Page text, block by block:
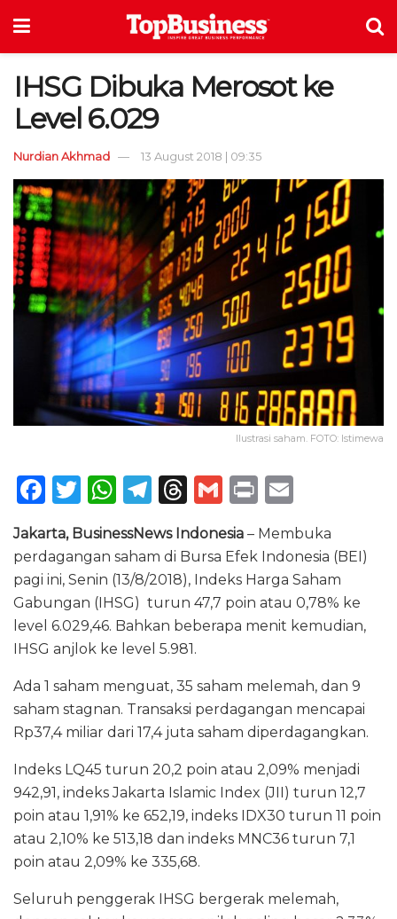
IHSG Dibuka Merosot ke
Level 6.029
Nurdian Akhmad 13 August 2018 | 09:35
Ilustrasi saham. FOTO: Istimewa
F
c
e
b
o
o
k
T
w
it
te
r
W
a
ts
A
p
p
T
e
g
ra
m
T
h
re
a
d
s
G
m
ai
l
P
n
t
m
ai
l
Jakarta, BusinessNews Indonesia – Membuka
perdagangan saham di Bursa Efek Indonesia (BEI)
pagi ini, Senin (13/8/2018), Indeks Harga Saham
Gabungan (IHSG) turun 47,7 poin atau 0,78% ke
level 6.029,46. Bahkan beberapa menit kemudian,
IHSG anjlok ke level 5.981.
Ada 1 saham menguat, 35 saham melemah, dan 9
saham stagnan. Transaksi perdagangan mencapai
Rp37,4 miliar dari 17,4 juta saham diperdagangkan.
Indeks LQ45 turun 20,2 poin atau 2,09% menjadi
942,91, indeks Jakarta Islamic Index (JII) turun 12,7
poin atau 1,91% ke 652,19, indeks IDX30 turun 11 poin
atau 2,10% ke 513,18 dan indeks MNC36 turun 7,1
poin atau 2,09% ke 335,68.
Seluruh penggerak IHSG bergerak melemah,